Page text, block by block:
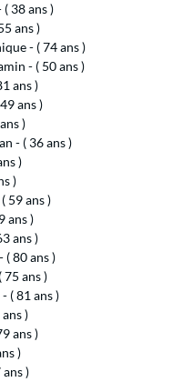
38 ans )
ans )
- ( 74 ans )
- ( 50 ans )
ans )
ans )
)
- ( 36 ans )
)
)
59 ans )
ans )
ans )
( 80 ans )
75 ans )
( 81 ans )
)
ans )
)
)